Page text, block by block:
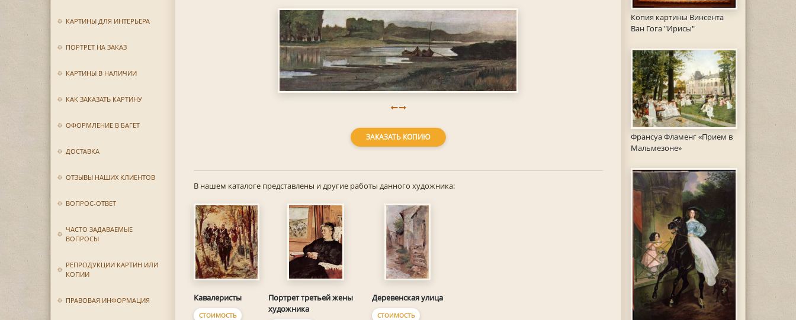
КАРТИНЫ ДЛЯ ИНТЕРЬЕРА
ПОРТРЕТ НА ЗАКАЗ
КАРТИНЫ В НАЛИЧИИ
КАК ЗАКАЗАТЬ КАРТИНУ
ОФОРМЛЕНИЕ В БАГЕТ
ДОСТАВКА
ОТЗЫВЫ НАШИХ КЛИЕНТОВ
ВОПРОС-ОТВЕТ
ЧАСТО ЗАДАВАЕМЫЕ
ВОПРОСЫ
РЕПРОДУКЦИИ КАРТИН ИЛИ
КОПИИ
ПРАВОВАЯ ИНФОРМАЦИЯ
Копия картины Винсента
Ван Гога "Ирисы"
Франсуа Фламенг «Прием в
Мальмезоне»
ЗАКАЗАТЬ КОПИЮ
В нашем каталоге представлены и другие работы данного художника:
Кавалеристы
СТОИМОСТЬ
Портрет третьей жены
художника
Деревенская улица
СТОИМОСТЬ